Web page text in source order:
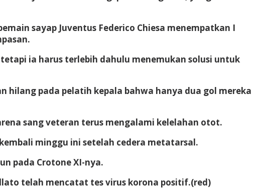
sayap Juventus Federico Chiesa menempatkan I
ia harus terlebih dahulu menemukan solusi untuk
hilang pada pelatih kepala bahwa hanya dua gol mereka
sang veteran terus mengalami kelelahan otot.
minggu ini setelah cedera metatarsal.
pada Crotone XI-nya.
telah mencatat tes virus korona positif.(red)